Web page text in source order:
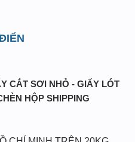
CẮT SƠI NHỎ - GIẤY LÓT
HỘP SHIPPING